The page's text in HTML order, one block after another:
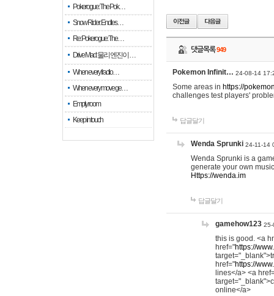
Pokerogue: The Pok…
Snow Rider: Endles…
Re: Pokerogue: The…
Drive Mad: 물리 엔진이 …
When every fractio…
When every move ge…
Empty room
Keep in touch
댓글목록949
Pokemon Infinit… 24-08-14
Some areas in https://
challenges test players'
답글달기
Wenda Sprunki 24-11-14
Wenda Sprunki is a
generate your own
Https://wenda.im
답글달기
gamehow123 25-
this is good. <a
href="https://
href="https://
lines</a> <a
online</a>